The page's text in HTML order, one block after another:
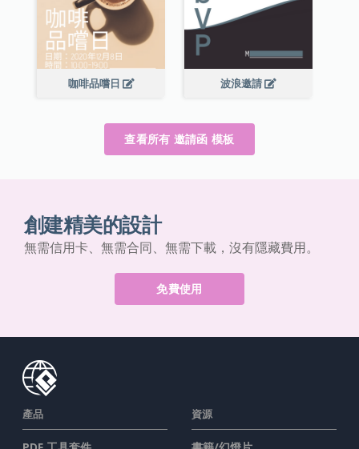
咖啡品嚐日 波浪邀請
查看所有 邀請函 模板
創建精美的設計
無需信用卡、無需合同、無需下載，沒有隱藏費用。
免費使用
產品 資源